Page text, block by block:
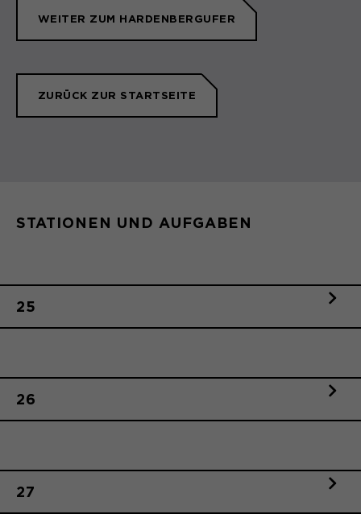
WEITER ZUM HARDENBERGUFER
ZURÜCK ZUR STARTSEITE
STATIONEN UND AUFGABEN
25
26
27